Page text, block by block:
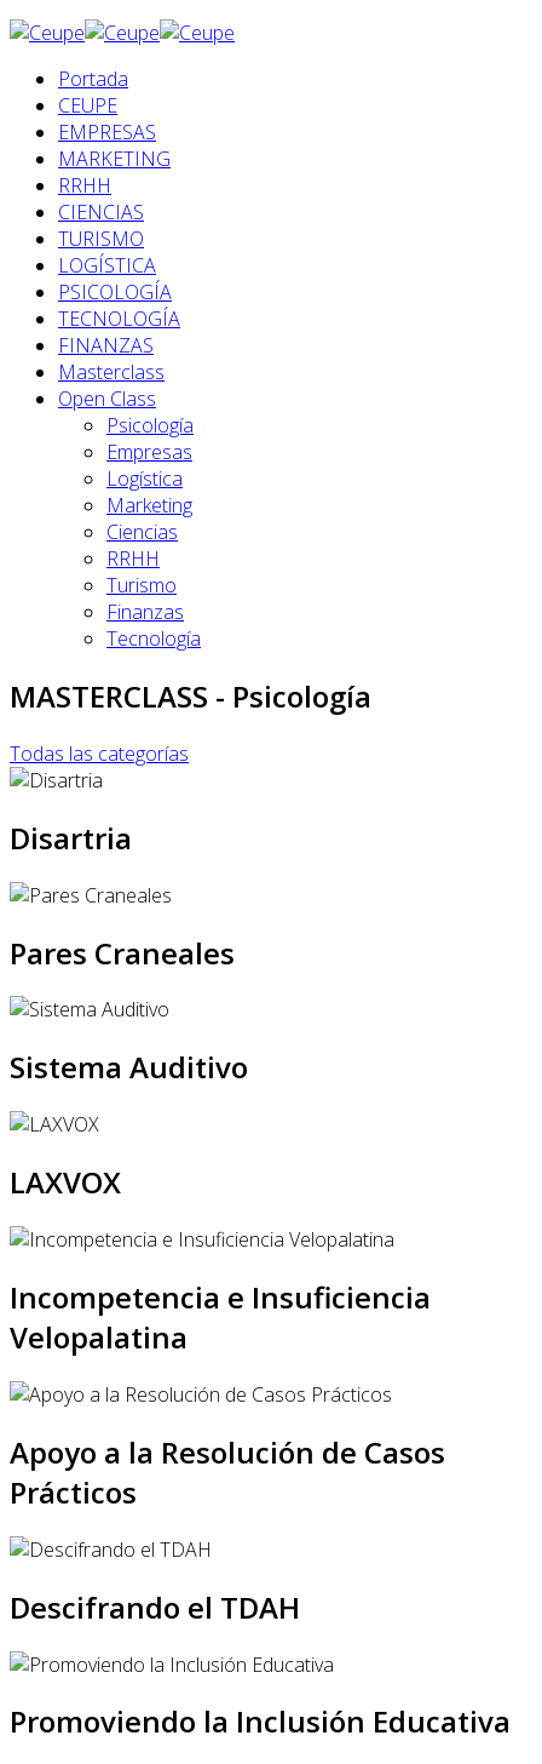
Portada
CEUPE
EMPRESAS
MARKETING
RRHH
CIENCIAS
TURISMO
LOGÍSTICA
PSICOLOGÍA
TECNOLOGÍA
FINANZAS
Masterclass
Open Class
Psicología
Empresas
Logística
Marketing
Ciencias
RRHH
Turismo
Finanzas
Tecnología
MASTERCLASS - Psicología
Todas las categorías
Disartria
Pares Craneales
Sistema Auditivo
LAXVOX
Incompetencia e Insuficiencia
Velopalatina
Apoyo a la Resolución de Casos
Prácticos
Descifrando el TDAH
Promoviendo la Inclusión Educativa